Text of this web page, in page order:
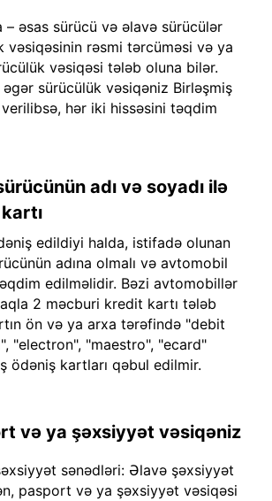
– əsas sürücü və əlavə sürücülər
vəsiqəsinin rəsmi tərcüməsi və ya
vəsiqəsi tələb oluna bilər.
əgər sürücülük vəsiqəniz Birləşmiş
verilibsə, hər iki hissəsini təqdim
adı və soyadı ilə
edildiyi halda, istifadə olunan
adına olmalı və avtomobil
edilməlidir. Bəzi avtomobillər
2 məcburi kredit kartı tələb
ön və ya arxa tərəfində "debit
"electron", "maestro", "ecard"
ödəniş kartları qəbul edilmir.
və ya şəxsiyyət vəsiqəniz
sənədləri: Əlavə şəxsiyyət
pasport və ya şəxsiyyət vəsiqəsi